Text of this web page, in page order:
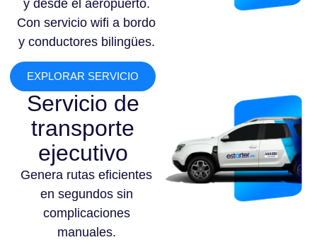
y desde el aeropuerto.
Con servicio wifi a bordo
y conductores bilingües.
EXPLORAR SERVICIO
Servicio de
transporte
ejecutivo
Genera rutas eficientes
en segundos sin
complicaciones
manuales.